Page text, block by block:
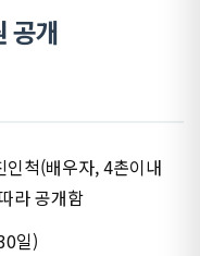
공개
척(배우자, 4촌이내
라 공개함
일)